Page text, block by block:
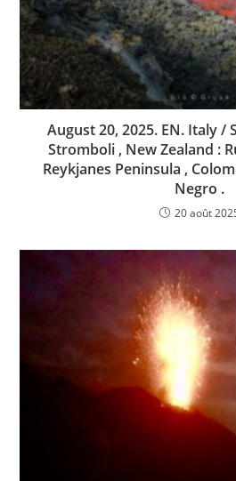
August 20, 2025. EN. Italy /
Stromboli , New Zealand :
Reykjanes Peninsula ,
Negro .
20 août